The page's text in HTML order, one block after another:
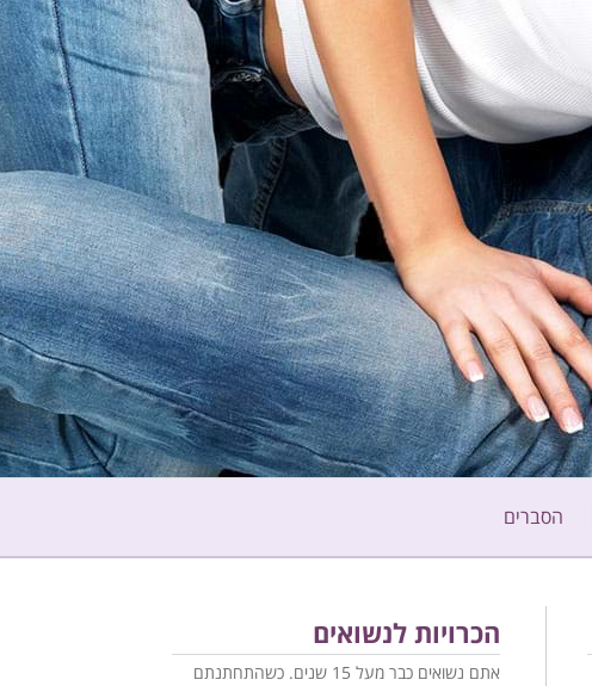
הסברים
הכרויות לנשואים
אתם נשואים כבר מעל 15 שנים. כשהתחתנתם